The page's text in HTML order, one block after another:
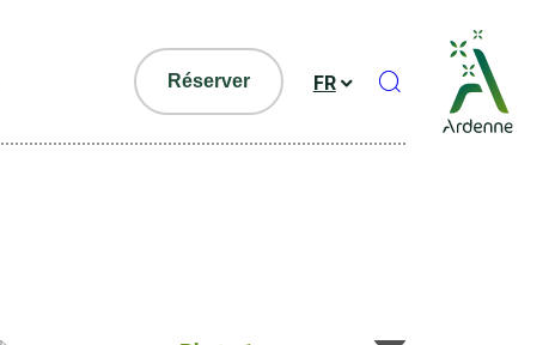
Réserver FR Ouvrir le